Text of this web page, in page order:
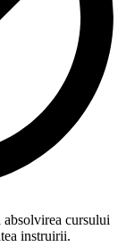
cursului
instruirii.